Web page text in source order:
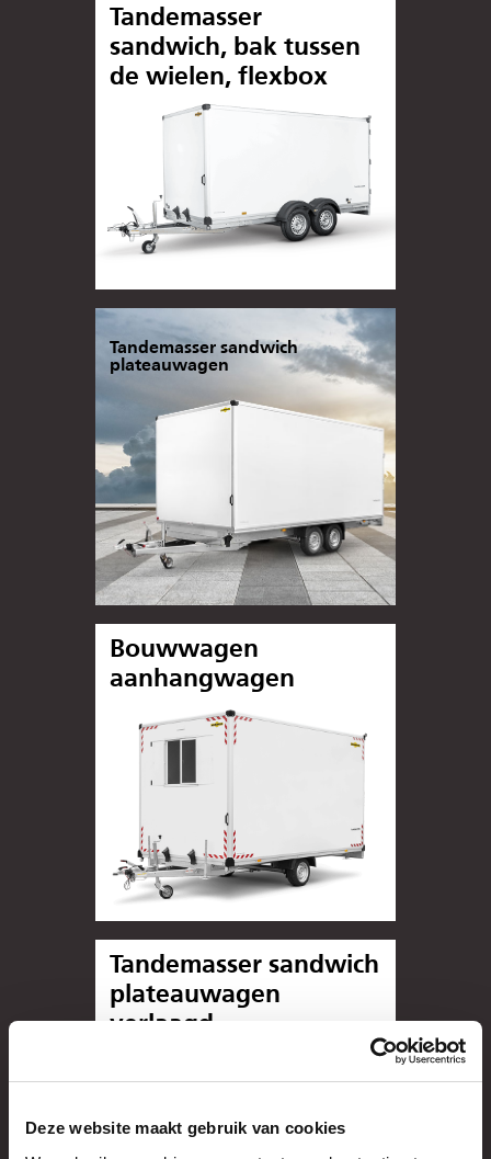
Deze website maakt gebruik van cookies
Tandemasser
sandwich, bak tussen
de wielen, flexbox
Tandemasser sandwich
plateauwagen
Bouwwagen
aanhangwagen
Tandemasser sandwich
plateauwagen
verlaagd